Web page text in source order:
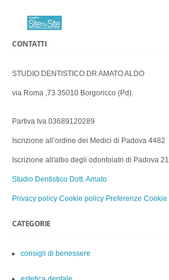
CONTATTI
STUDIO DENTISTICO DR AMATO ALDO
via Roma ,73 35010 Borgoricco (Pd).
Partiva Iva 03689120289
Iscrizione all’ordine dei Medici di Padova 4482
Iscrizione all'albo degli odontoiatri di Padova 21
Studio Dentistico Dott. Amato
Privacy policy Cookie policy Preferenze Cookie
CATEGORIE
consigli di benessere